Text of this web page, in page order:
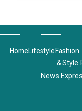
HomeLifestyle Fashion
& Style
News